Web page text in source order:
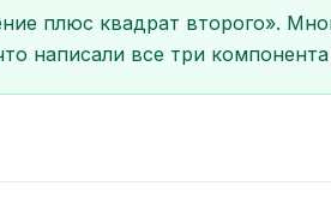
плюс квадрат второго».
написали все три